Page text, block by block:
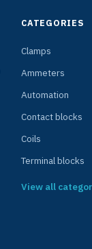
CATEGORIES
Clamps
Ammeters
Automation
Contact blocks
Coils
Terminal blocks
View all